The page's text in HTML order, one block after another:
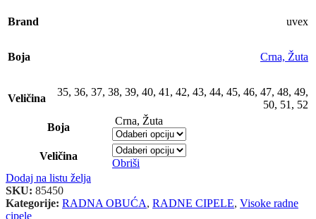
Brand uvex
Boja Crna, Žuta
Veličina
35, 36, 37, 38, 39, 40, 41 , 42, 43, 44, 45, 46, 47, 48, 49,
50, 51 , 52
Boja
Crna, Žuta
Veličina
Obriši
Dodaj na listu želja
SKU: 85450
Kategorije: RADNA OBUĆA, RADNE CIPELE, Visoke radne
cipele